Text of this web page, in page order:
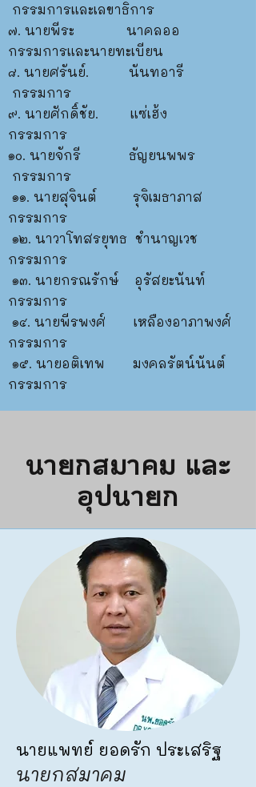
กรรมการและเลขาธิการ
๗. นายพีระ นาคลออ
กรรมการและนายทะเบียน
๘. นายศรันย์. นันทอารี
กรรมการ
๙. นายศักดิ์ชัย. แซ่เฮ้ง
กรรมการ
๑๐. นายจักรี ธัญยนพพร
กรรมการ
๑๑. นายสุจินต์ รุจิเมธาภาส
กรรมการ
๑๒. นาวาโทสรยุทธ ชำนาญเวช
กรรมการ
๑๓. นายกรณรักษ์ อุรัสยะนันท์
กรรมการ
๑๔. นายพีรพงศ์ เหลืองอาภาพงศ์
กรรมการ
๑๕. นายอติเทพ มงคลรัตน์นันต์
กรรมการ
นายกสมาคม และ
อุปนายก
นายแพทย์ ยอดรัก ประเสริฐ
นายกสมาคม